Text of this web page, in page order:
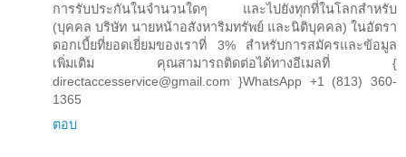
การรับประกันในจำนวนใดๆ และไปยังทุกที่ในโลกสำหรับ
(บุคคล บริษัท นายหน้าอสังหาริมทรัพย์ และนิติบุคคล) ในอัตรา
ดอกเบี้ยที่ยอดเยี่ยมของเราที่ 3% สำหรับการสมัครและข้อมูล
เพิ่มเติม คุณสามารถติดต่อได้ทางอีเมลที่ {
directaccesservice@gmail.com }WhatsApp +1 (813) 360-
1365
ตอบ